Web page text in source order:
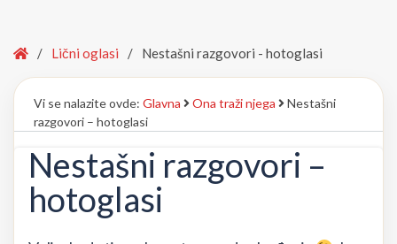
Home
/ Lični oglasi / Nestašni razgovori - hotoglasi
Vi se nalazite ovde: Glavna Ona traži njega
Nestašni
razgovori – hotoglasi
Nestašni razgovori –
hotoglasi